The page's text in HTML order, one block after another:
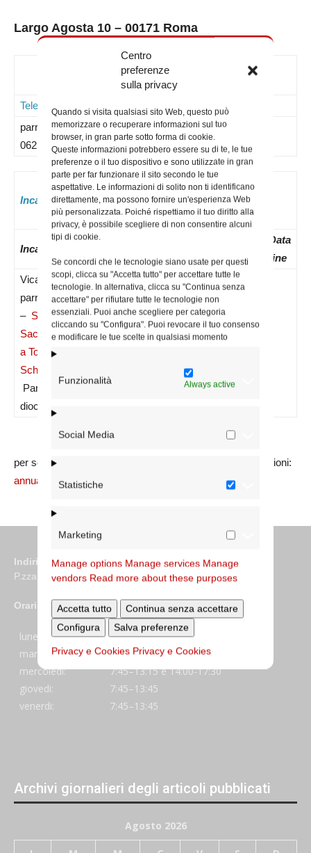
Centro
preferenze
sulla privacy
Quando si visita qualsiasi sito Web, questo può
memorizzare o recuperare informazioni sul tuo
browser, in gran parte sotto forma di cookie.
Queste informazioni potrebbero essere su di te, le tue
preferenze o il tuo dispositivo e sono utilizzate in gran
parte per far funzionare il sito secondo le tue
aspettative. Le informazioni di solito non ti identificano
direttamente, ma possono fornire un'esperienza Web
più personalizzata. Poiché rispettiamo il tuo diritto alla
privacy, è possibile scegliere di non consentire alcuni
tipi di cookie.
Se concordi che le tecnologie siano usate per questi
scopi, clicca su "Accetta tutto" per accettare tutte le
tecnologie. In alternativa, clicca su "Continua senza
accettare" per rifiutare tutte le tecnologie non
essenziali. Puoi anche scegliere per categoria
cliccando su "Configura". Puoi revocare il tuo consenso
e modificare le tue scelte in qualsiasi momento
Funzionalità Always active
Social Media
Statistiche
Marketing
Manage options Manage services Manage
vendors Read more about these purposes
Accetta tutto
Continua senza accettare
Configura
Salva preferenze
Privacy e Cookies Privacy e Cookies
Largo Agosta 10 – 00171 Roma
Contatti
Telefoni
Note
parrocchia –
062592609
Incaricati attuali:
Incarico
Data
nomina
Decreto
inizio
Data
fine
Vicario
parrocchiale
– SS.
Sacramento
a Tor de’
Schiavi
Parrocchia
diocesana
09/07/2024 1089/24 01/09/2024
per segnalare errori sui dati e/o integrare ulteriori informazioni:
annuario@diocesidiroma.it
Indirizzo
P.zza S. Giovanni in Laterano 6 00184 Roma
Orari
lunedi:
7:45–13:45
martedi:
7:45–13:15 e 14:00-17:30
mercoledi:
7:45–13:15 e 14:00-17:30
giovedi:
7:45–13:45
venerdi:
7:45–13:45
Archivi giornalieri degli articoli pubblicati
Agosto 2026